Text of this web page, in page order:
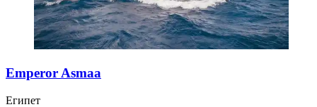
Emperor Asmaa
Египет